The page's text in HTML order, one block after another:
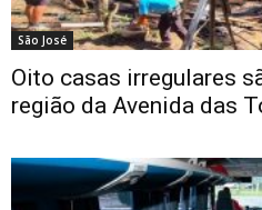
São José
Oito casas irregulares
região da Avenida das